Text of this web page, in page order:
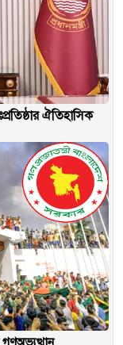
ঐতিহাসিক